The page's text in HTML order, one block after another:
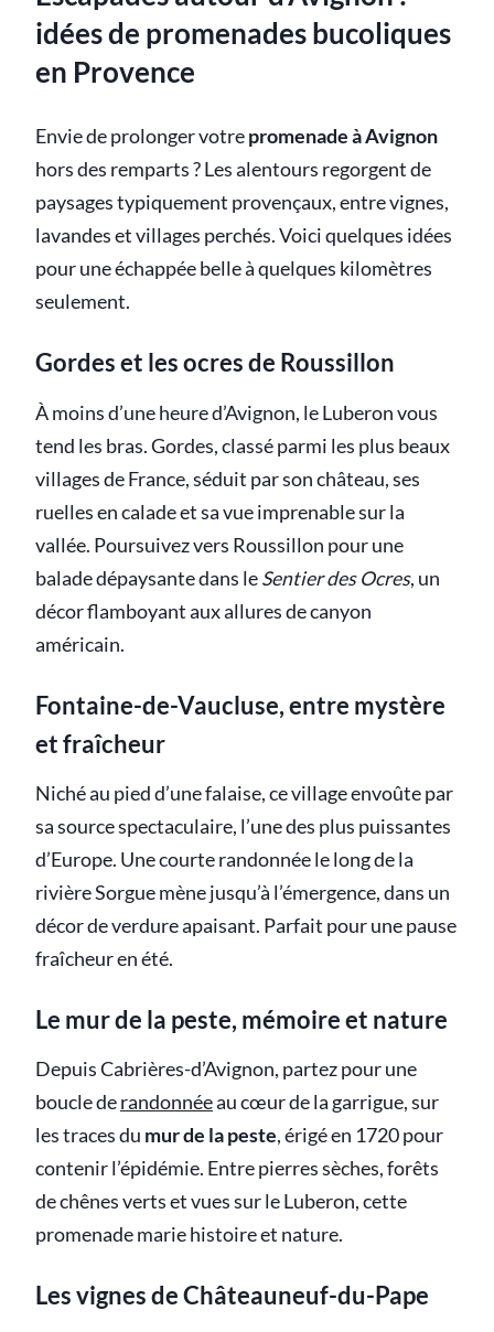
idées de promenades bucoliques
en Provence
Envie de prolonger votrepromenade à Avignon
hors des remparts ? Les alentours regorgent de
paysages typiquement provençaux, entre vignes,
lavandes et villages perchés. Voici quelques idées
pour une échappée belle à quelques kilomètres
seulement.
Gordes et les ocres de Roussillon
À moins d’une heure d’Avignon, le Luberon vous
tend les bras. Gordes, classé parmi les plus beaux
villages de France, séduit par son château, ses
ruelles en calade et sa vue imprenable sur la
vallée. Poursuivez vers Roussillon pour une
balade dépaysante dans leSentier des Ocres, un
décor flamboyant aux allures de canyon
américain.
Fontaine-de-Vaucluse, entre mystère
et fraîcheur
Niché au pied d’une falaise, ce village envoûte par
sa source spectaculaire, l’une des plus puissantes
d’Europe. Une courte randonnée le long de la
rivière Sorgue mène jusqu’à l’émergence, dans un
décor de verdure apaisant. Parfait pour une pause
fraîcheur en été.
Le mur de la peste, mémoire et nature
Depuis Cabrières-d’Avignon, partez pour une
boucle derandonnéeau cœur de la garrigue, sur
les traces du mur de la peste, érigé en 1720 pour
contenir l’épidémie. Entre pierres sèches, forêts
de chênes verts et vues sur le Luberon, cette
promenade marie histoire et nature.
Les vignes de Châteauneuf-du-Pape